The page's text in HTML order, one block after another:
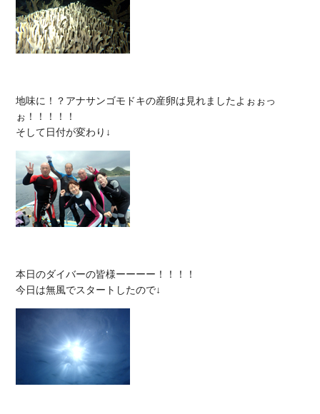
地味に！？アナサンゴモドキの産卵は見れましたよぉぉっ
ぉ！！！！！
本日のダイバーの皆様ーーーー！！！！